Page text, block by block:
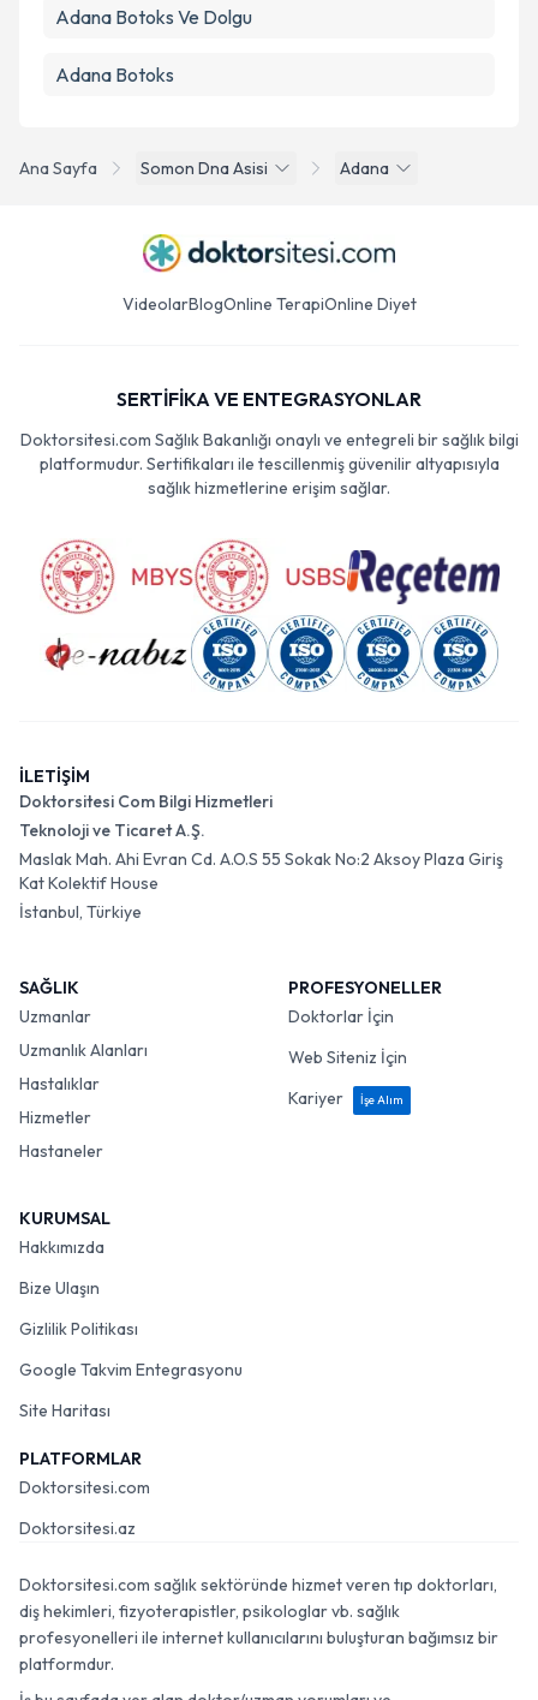
Ana Sayfa Somon Dna Asisi Adana
Adana Botoks Ve Dolgu
Adana Botoks
VideolarBlogOnline TerapiOnline Diyet
SERTİFİKA VE ENTEGRASYONLAR
Doktorsitesi.com Sağlık Bakanlığı onaylı ve entegreli bir sağlık bilgi
platformudur. Sertifikaları ile tescillenmiş güvenilir altyapısıyla
sağlık hizmetlerine erişim sağlar.
İLETİŞİM
Doktorsitesi Com Bilgi Hizmetleri
Teknoloji ve Ticaret A.Ş.
Maslak Mah. Ahi Evran Cd. A.O.S 55 Sokak No:2 Aksoy Plaza Giriş
Kat Kolektif House
İstanbul, Türkiye
SAĞLIK
Uzmanlar
Uzmanlık Alanları
Hastalıklar
Hizmetler
Hastaneler
PROFESYONELLER
Doktorlar İçin
Web Siteniz İçin
Kariyer
İşe Alım
KURUMSAL
Hakkımızda
Bize Ulaşın
Gizlilik Politikası
Google Takvim Entegrasyonu
Site Haritası
PLATFORMLAR
Doktorsitesi.com
Doktorsitesi.az
Doktorsitesi.com sağlık sektöründe hizmet veren tıp doktorları,
diş hekimleri, fizyoterapistler, psikologlar vb. sağlık
profesyonelleri ile internet kullanıcılarını buluşturan bağımsız bir
platformdur.